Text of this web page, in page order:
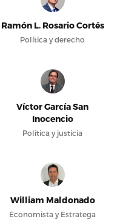
Ramón L. Rosario Cortés
Política y derecho
Víctor García San
Inocencio
Política y justicia
William Maldonado
Economista y Estratega